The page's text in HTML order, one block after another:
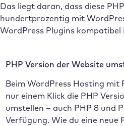
Das liegt daran, dass diese
hundertprozentig mit
WordPress Plugins kompatibel
PHP Version der Website
Beim WordPress Hosting mit
nur einem Klick die PHP
umstellen – auch PHP 8 und
Verfügung. Wie du eine neue